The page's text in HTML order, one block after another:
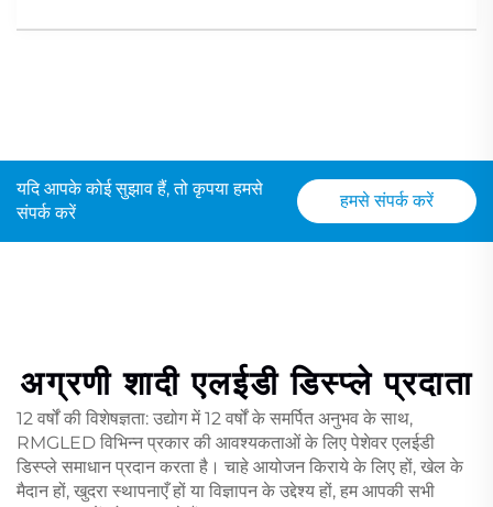
यदि आपके कोई सुझाव हैं, तो कृपया हमसे
संपर्क करें
हमसे संपर्क करें
अग्रणी शादी एलईडी डिस्प्ले प्रदाता
12 वर्षों की विशेषज्ञता: उद्योग में 12 वर्षों के समर्पित अनुभव के साथ,
RMGLED विभिन्न प्रकार की आवश्यकताओं के लिए पेशेवर एलईडी
डिस्प्ले समाधान प्रदान करता है। चाहे आयोजन किराये के लिए हों, खेल के
मैदान हों, खुदरा स्थापनाएँ हों या विज्ञापन के उद्देश्य हों, हम आपकी सभी